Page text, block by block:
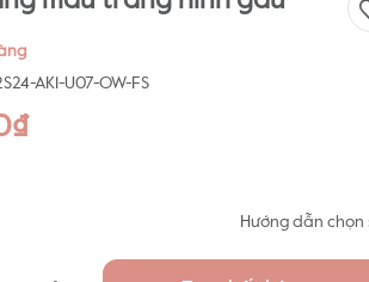
AK1-U07-OW-FS
Hướng dẫn chọn